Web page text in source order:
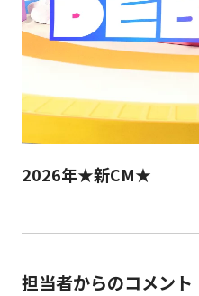
2026年★新CM★
担当者からのコメント